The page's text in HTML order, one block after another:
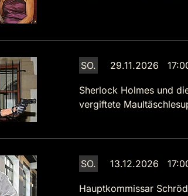
SO. 29.11.2026
Sherlock Holmes und
vergiftete
SO. 13.12.2026
Hauptkommissar